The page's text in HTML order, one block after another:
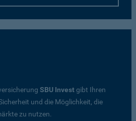
SBU Investgibt Ihren
und die Möglichkeit, die
zu nutzen.